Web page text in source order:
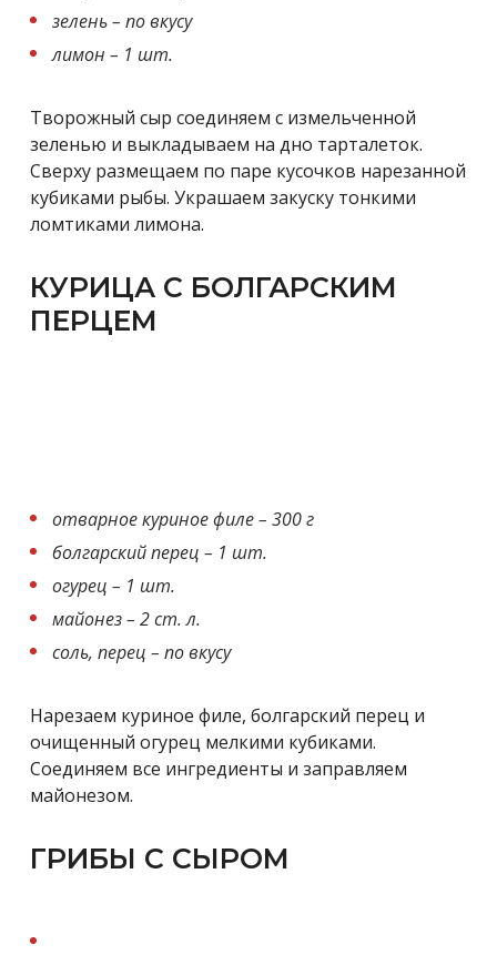
зелень – по вкусу
лимон – 1 шт.
Творожный сыр соединяем с измельченной
зеленью и выкладываем на дно тарталеток.
Сверху размещаем по паре кусочков нарезанной
кубиками рыбы. Украшаем закуску тонкими
ломтиками лимона.
КУРИЦА С БОЛГАРСКИМ
ПЕРЦЕМ
отварное куриное филе – 300 г
болгарский перец – 1 шт.
огурец – 1 шт.
майонез – 2 ст. л.
соль, перец – по вкусу
Нарезаем куриное филе, болгарский перец и
очищенный огурец мелкими кубиками.
Соединяем все ингредиенты и заправляем
майонезом.
ГРИБЫ С СЫРОМ